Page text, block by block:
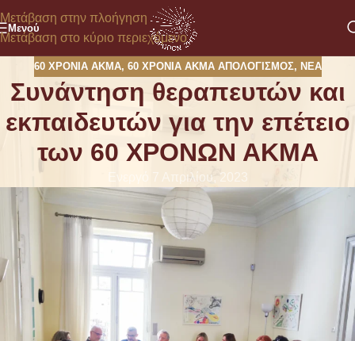
Μετάβαση στην πλοήγηση
Μετάβαση στο κύριο περιεχόμενο
Μενού
60 ΧΡΟΝΙΑ ΑΚΜΑ, 60 ΧΡΟΝΙΑ ΑΚΜΑ ΑΠΟΛΟΓΙΣΜΌΣ, ΝΈΑ
Συνάντηση θεραπευτών και
εκπαιδευτών για την επέτειο
των 60 ΧΡΟΝΩΝ ΑΚΜΑ
Ενεργό 7 Απριλίου, 2023